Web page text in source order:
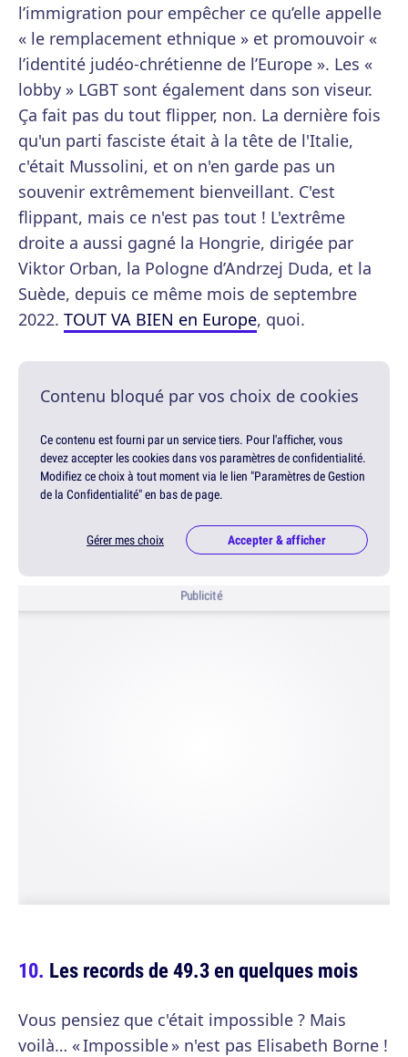
l’immigration pour empêcher ce qu’elle appelle
« le remplacement ethnique » et promouvoir «
l’identité judéo-chrétienne de l’Europe ». Les «
lobby » LGBT sont également dans son viseur.
Ça fait pas du tout flipper, non. La dernière fois
qu'un parti fasciste était à la tête de l'Italie,
c'était Mussolini, et on n'en garde pas un
souvenir extrêmement bienveillant. C'est
flippant, mais ce n'est pas tout ! L'extrême
droite a aussi gagné la Hongrie, dirigée par
Viktor Orban, la Pologne d’Andrzej Duda, et la
Suède, depuis ce même mois de septembre
2022. TOUT VA BIEN en Europe, quoi.
Contenu bloqué par vos choix de cookies
Ce contenu est fourni par un service tiers. Pour l'afficher, vous
devez accepter les cookies dans vos paramètres de confidentialité.
Modifiez ce choix à tout moment via le lien "Paramètres de Gestion
de la Confidentialité" en bas de page.
Gérer mes choix Accepter & afficher
Publicité
Les records de 49.3 en quelques mois
Vous pensiez que c'était impossible ? Mais
voilà… « Impossible » n'est pas Elisabeth Borne !